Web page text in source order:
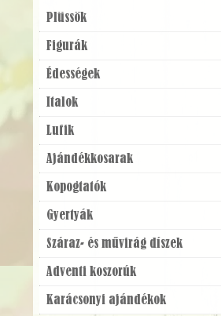
Plüssök
Figurák
Édességek
Italok
Lufik
Ajándék­kosarak
Kopogtatók
Gyertyák
Száraz- és művirág díszek
Adventi koszorúk
Karácsonyi ajándékok